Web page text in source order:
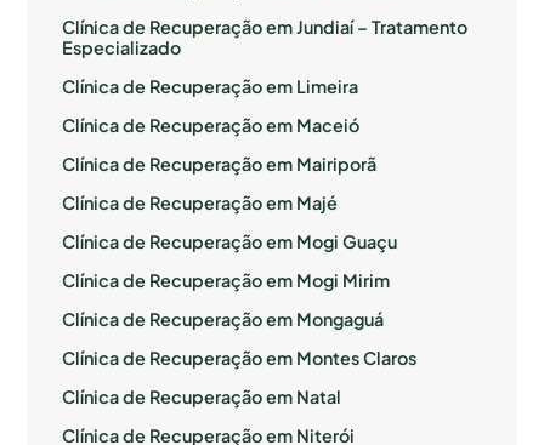
Clínica de Recuperação em Jundiaí – Tratamento
Especializado
Clínica de Recuperação em Limeira
Clínica de Recuperação em Maceió
Clínica de Recuperação em Mairiporã
Clínica de Recuperação em Majé
Clínica de Recuperação em Mogi Guaçu
Clínica de Recuperação em Mogi Mirim
Clínica de Recuperação em Mongaguá
Clínica de Recuperação em Montes Claros
Clínica de Recuperação em Natal
Clínica de Recuperação em Niterói